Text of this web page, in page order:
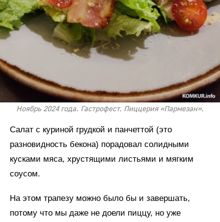
Ноябрь 2024 года. Гастрофест. Пиццерия «Пармезан».
Салат с куриной грудкой и панчеттой (это
разновидность бекона) порадовал солидными
кусками мяса, хрустящими листьями и мягким
соусом.
На этом трапезу можно было бы и завершать,
потому что мы даже не доели пиццу, но уже